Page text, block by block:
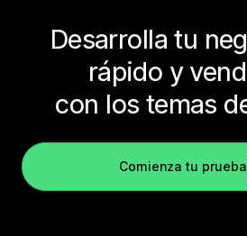
Desarrolla tu
rápido y
con los temas
Comienza tu